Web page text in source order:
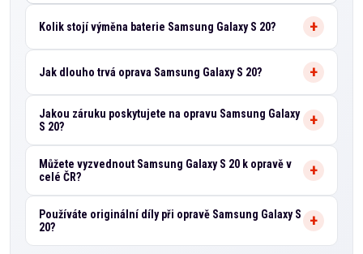
Kolik stojí výměna baterie Samsung Galaxy S 20?
Jak dlouho trvá oprava Samsung Galaxy S 20?
Jakou záruku poskytujete na opravu Samsung Galaxy
S 20?
Můžete vyzvednout Samsung Galaxy S 20 k opravě v
celé ČR?
Používáte originální díly při opravě Samsung Galaxy S
20?